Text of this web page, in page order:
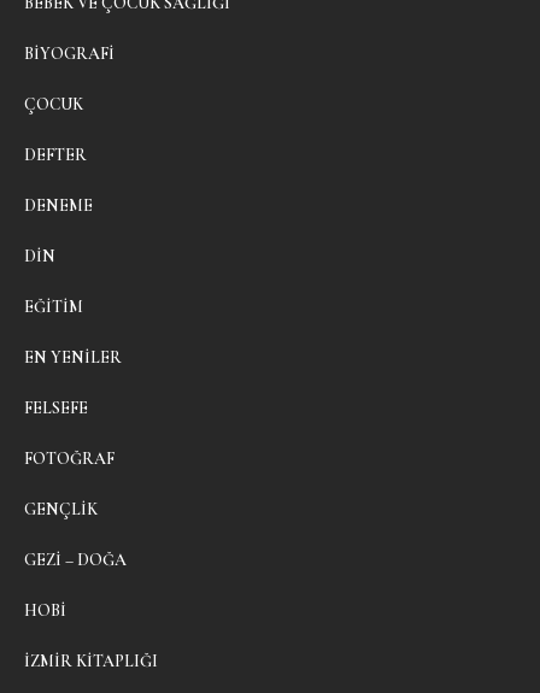
BIYOGRAFI
ÇOCUK
DEFTER
DENEME
DIN
EĞITIM
EN YENILER
FELSEFE
FOTOĞRAF
GENÇLIK
GEZI – DOĞA
HOBI
İZMIR KITAPLIĞI